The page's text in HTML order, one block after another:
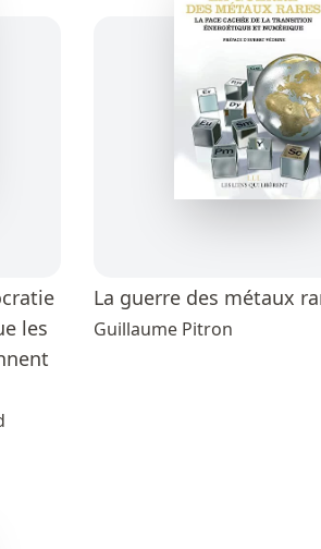
les
La guerre des métaux
Guillaume Pitron